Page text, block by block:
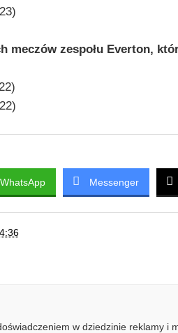
zespołu Everton,
WhatsApp Messenger
w dziedzinie reklamy i